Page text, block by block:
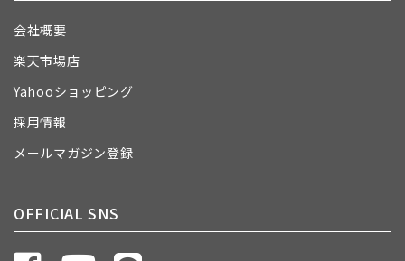
会社概要
楽天市場店
Yahooショッピング
採用情報
メールマガジン登録
OFFICIAL SNS